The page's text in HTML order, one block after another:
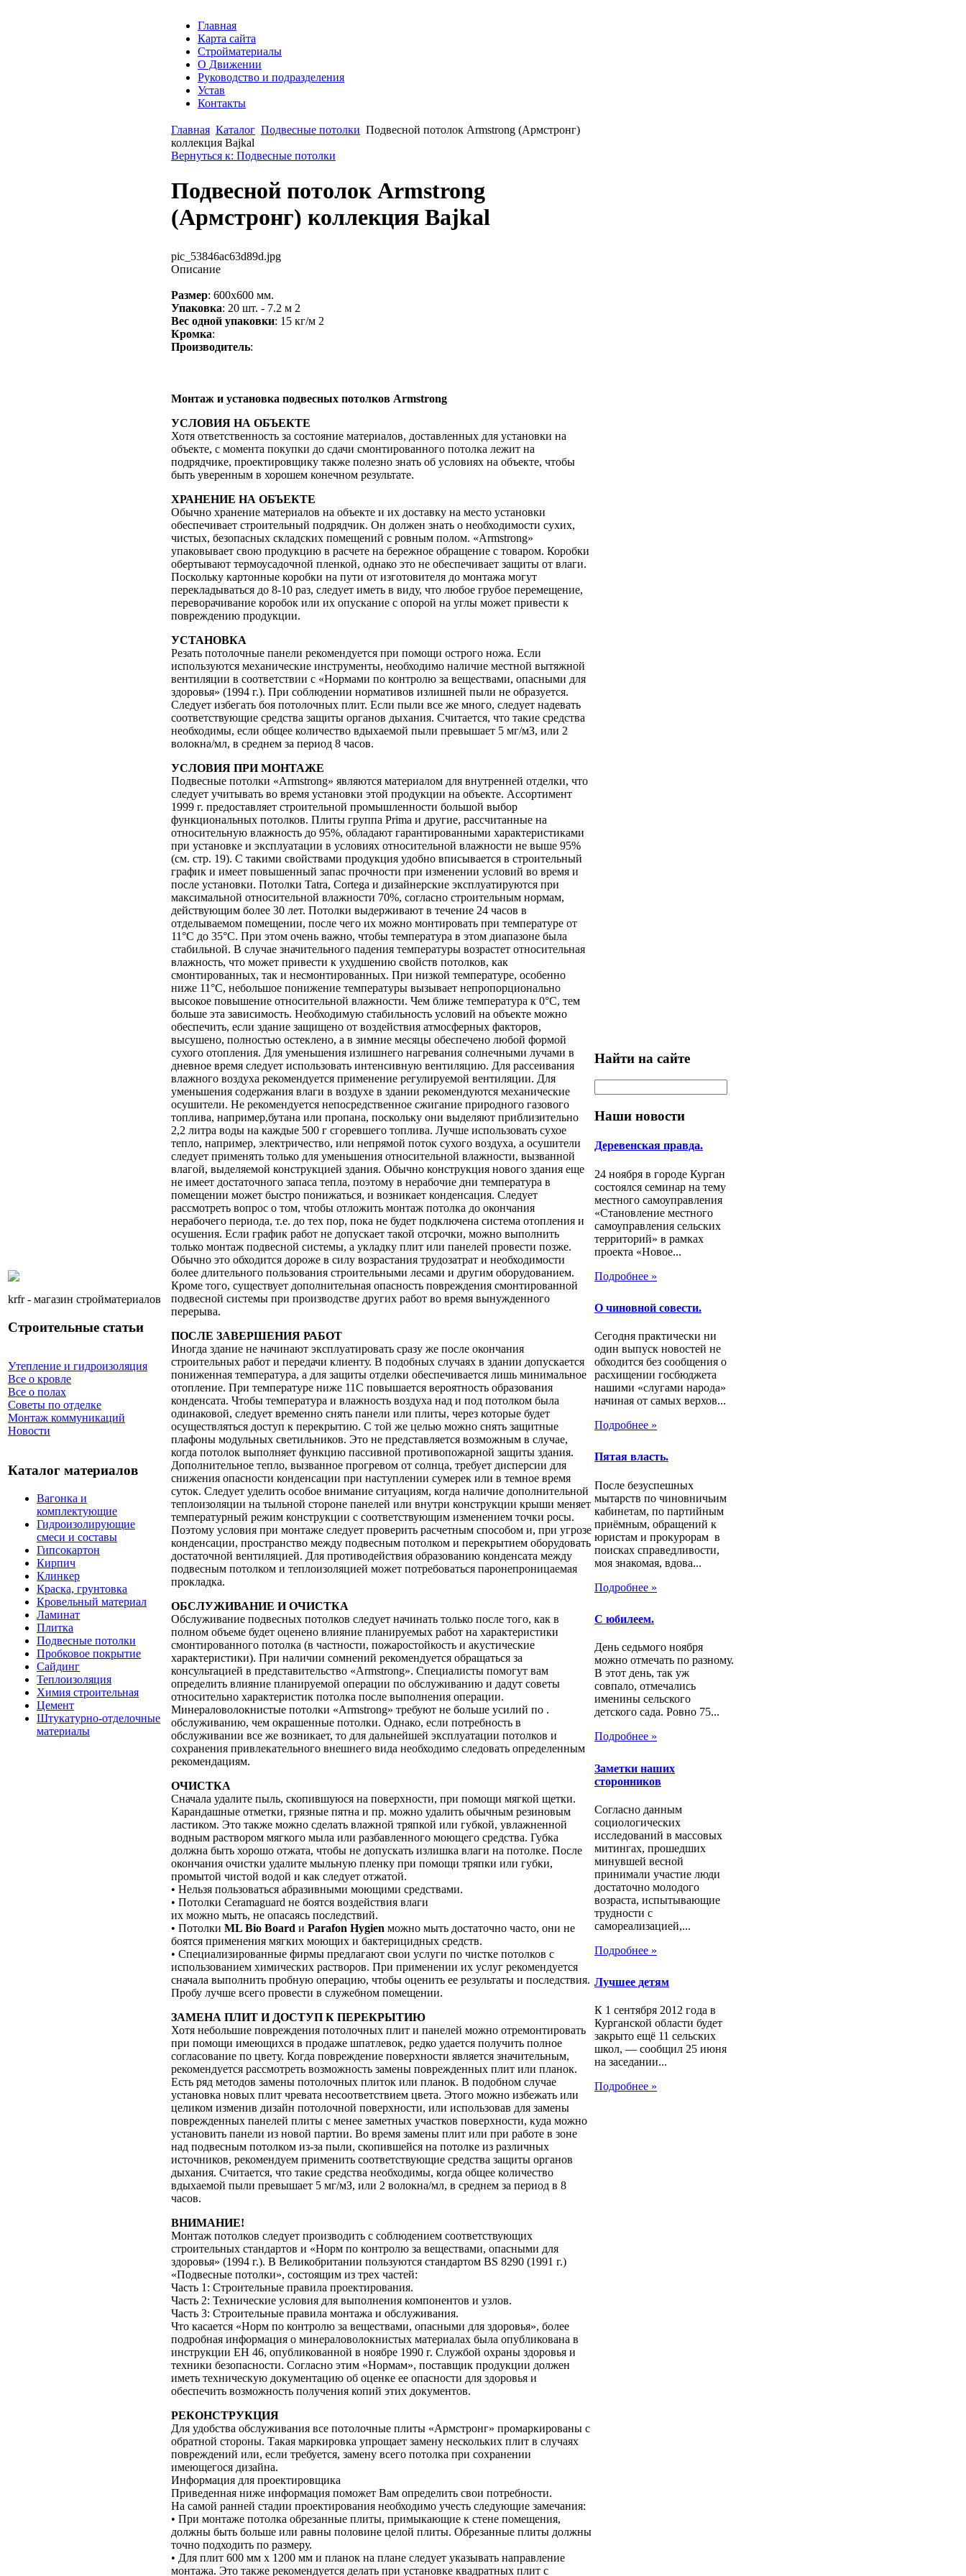
krfr - магазин стройматериалов
Строительные статьи
Утепление и гидроизоляция
Все о кровле
Все о полах
Советы по отделке
Монтаж коммуникаций
Новости
Каталог материалов
Вагонка и
комплектующие
Гидроизолирующие
смеси и составы
Гипсокартон
Кирпич
Клинкер
Краска, грунтовка
Кровельный материал
Ламинат
Плитка
Подвесные потолки
Пробковое покрытие
Сайдинг
Теплоизоляция
Химия строительная
Цемент
Штукатурно-отделочные
материалы
Главная
Карта сайта
Стройматериалы
О Движении
Руководство и подразделения
Устав
Контакты
Главная Каталог Подвесные потолки Подвесной потолок Armstrong (Армстронг)
коллекция Bajkal
Вернуться к: Подвесные потолки
Подвесной потолок Armstrong
(Армстронг) коллекция Bajkal
pic_53846ac63d89d.jpg
Описание
Размер: 600х600 мм.
Упаковка: 20 шт. - 7.2 м 2
Вес одной упаковки: 15 кг/м 2
Кромка:
Производитель:
Монтаж и установка подвесных потолков Armstrong
УСЛОВИЯ НА ОБЪЕКТЕ
Хотя ответственность за состояние материалов, доставленных для установки на
объекте, с момента покупки до сдачи смонтированного потолка лежит на
подрядчике, проектировщику также полезно знать об условиях на объекте, чтобы
быть уверенным в хорошем конечном результате.
ХРАНЕНИЕ НА ОБЪЕКТЕ
Обычно хранение материалов на объекте и их доставку на место установки
обеспечивает строительный подрядчик. Он должен знать о необходимости сухих,
чистых, безопасных складских помещений с ровным полом. «Armstrong»
упаковывает свою продукцию в расчете на бережное обращение с товаром. Коробки
обертывают термоусадочной пленкой, однако это не обеспечивает защиты от влаги.
Поскольку картонные коробки на пути от изготовителя до монтажа могут
перекладываться до 8-10 раз, следует иметь в виду, что любое грубое перемещение,
переворачивание коробок или их опускание с опорой на углы может привести к
повреждению продукции.
УСТАНОВКА
Резать потолочные панели рекомендуется при помощи острого ножа. Если
используются механические инструменты, необходимо наличие местной вытяжной
вентиляции в соответствии с «Нормами по контролю за веществами, опасными для
здоровья» (1994 г.). При соблюдении нормативов излишней пыли не образуется.
Следует избегать боя потолочных плит. Если пыли все же много, следует надевать
соответствующие средства защиты органов дыхания. Считается, что такие средства
необходимы, если общее количество вдыхаемой пыли превышает 5 мг/мЗ, или 2
волокна/мл, в среднем за период 8 часов.
УСЛОВИЯ ПРИ МОНТАЖЕ
Подвесные потолки «Armstrong» являются материалом для внутренней отделки, что
следует учитывать во время установки этой продукции на объекте. Ассортимент
1999 г. предоставляет строительной промышленности большой выбор
функциональных потолков. Плиты группа Prima и другие, рассчитанные на
относительную влажность до 95%, обладают гарантированными характеристиками
при установке и эксплуатации в условиях относительной влажности не выше 95%
(см. стр. 19). С такими свойствами продукция удобно вписывается в строительный
график и имеет повышенный запас прочности при изменении условий во время и
после установки. Потолки Tatra, Cortega и дизайнерские эксплуатируются при
максимальной относительной влажности 70%, согласно строительным нормам,
действующим более 30 лет. Потолки выдерживают в течение 24 часов в
отделываемом помещении, после чего их можно монтировать при температуре от
11°С до 35°С. При этом очень важно, чтобы температура в этом диапазоне была
стабильной. В случае значительного падения температуры возрастет относительная
влажность, что может привести к ухудшению свойств потолков, как
смонтированных, так и несмонтированных. При низкой температуре, особенно
ниже 11°С, небольшое понижение температуры вызывает непропорционально
высокое повышение относительной влажности. Чем ближе температура к 0°С, тем
больше эта зависимость. Необходимую стабильность условий на объекте можно
обеспечить, если здание защищено от воздействия атмосферных факторов,
высушено, полностью остеклено, а в зимние месяцы обеспечено любой формой
сухого отопления. Для уменьшения излишнего нагревания солнечными лучами в
дневное время следует использовать интенсивную вентиляцию. Для рассеивания
влажного воздуха рекомендуется применение регулируемой вентиляции. Для
уменьшения содержания влаги в воздухе в здании рекомендуются механические
осушители. Не рекомендуется непосредственное сжигание природного газового
топлива, например,бутана или пропана, поскольку они выделяют приблизительно
2,2 литра воды на каждые 500 г сгоревшего топлива. Лучше использовать сухое
тепло, например, электричество, или непрямой поток сухого воздуха, а осушители
следует применять только для уменьшения относительной влажности, вызванной
влагой, выделяемой конструкцией здания. Обычно конструкция нового здания еще
не имеет достаточного запаса тепла, поэтому в нерабочие дни температура в
помещении может быстро понижаться, и возникает конденсация. Следует
рассмотреть вопрос о том, чтобы отложить монтаж потолка до окончания
нерабочего периода, т.е. до тех пор, пока не будет подключена система отопления и
осушения. Если график работ не допускает такой отсрочки, можно выполнить
только монтаж подвесной системы, а укладку плит или панелей провести позже.
Обычно это обходится дороже в силу возрастания трудозатрат и необходимости
более длительного пользования строительными лесами и другим оборудованием.
Кроме того, существует дополнительная опасность повреждения смонтированной
подвесной системы при производстве других работ во время вынужденного
перерыва.
ПОСЛЕ ЗАВЕРШЕНИЯ РАБОТ
Иногда здание не начинают эксплуатировать сразу же после окончания
строительных работ и передачи клиенту. В подобных случаях в здании допускается
пониженная температура, а для защиты отделки обеспечивается лишь минимальное
отопление. При температуре ниже 11С повышается вероятность образования
конденсата. Чтобы температура и влажность воздуха над и под потолком была
одинаковой, следует временно снять панели или плиты, через которые будет
осуществляться доступ к перекрытию. С той же целью можно снять защитные
плафоны модульных светильников. Это не представляется возможным в случае,
когда потолок выполняет функцию пассивной противопожарной защиты здания.
Дополнительное тепло, вызванное прогревом от солнца, требует дисперсии для
снижения опасности конденсации при наступлении сумерек или в темное время
суток. Следует уделить особое внимание ситуациям, когда наличие дополнительной
теплоизоляции на тыльной стороне панелей или внутри конструкции крыши меняет
температурный режим конструкции с соответствующим изменением точки росы.
Поэтому условия при монтаже следует проверить расчетным способом и, при угрозе
конденсации, пространство между подвесным потолком и перекрытием оборудовать
достаточной вентиляцией. Для противодействия образованию конденсата между
подвесным потолком и теплоизоляцией может потребоваться паронепроницаемая
прокладка.
ОБСЛУЖИВАНИЕ И ОЧИСТКА
Обслуживание подвесных потолков следует начинать только после того, как в
полном объеме будет оценено влияние планируемых работ на характеристики
смонтированного потолка (в частности, пожаростойкость и акустические
характеристики). При наличии сомнений рекомендуется обращаться за
консультацией в представительство «Armstrong». Специалисты помогут вам
определить влияние планируемой операции по обслуживанию и дадут советы
относительно характеристик потолка после выполнения операции.
Минераловолокнистые потолки «Armstrong» требуют не больше усилий по .
обслуживанию, чем окрашенные потолки. Однако, если потребность в
обслуживании все же возникает, то для дальнейшей эксплуатации потолков и
сохранения привлекательного внешнего вида необходимо следовать определенным
рекомендациям.
ОЧИСТКА
Сначала удалите пыль, скопившуюся на поверхности, при помощи мягкой щетки.
Карандашные отметки, грязные пятна и пр. можно удалить обычным резиновым
ластиком. Это также можно сделать влажной тряпкой или губкой, увлажненной
водным раствором мягкого мыла или разбавленного моющего средства. Губка
должна быть хорошо отжата, чтобы не допускать излишка влаги на потолке. После
окончания очистки удалите мыльную пленку при помощи тряпки или губки,
промытой чистой водой и как следует отжатой.
• Нельзя пользоваться абразивными моющими средствами.
• Потолки Ceramaguard не боятся воздействия влаги
их можно мыть, не опасаясь последствий.
• Потолки ML Bio Board и Parafon Hygien можно мыть достаточно часто, они не
боятся применения мягких моющих и бактерицидных средств.
• Специализированные фирмы предлагают свои услуги по чистке потолков с
использованием химических растворов. При применении их услуг рекомендуется
сначала выполнить пробную операцию, чтобы оценить ее результаты и последствия.
Пробу лучше всего провести в служебном помещении.
ЗАМЕНА ПЛИТ И ДОСТУП К ПЕРЕКРЫТИЮ
Хотя небольшие повреждения потолочных плит и панелей можно отремонтировать
при помощи имеющихся в продаже шпатлевок, редко удается получить полное
согласование по цвету. Когда повреждение поверхности является значительным,
рекомендуется рассмотреть возможность замены поврежденных плит или планок.
Есть ряд методов замены потолочных плиток или планок. В подобном случае
установка новых плит чревата несоответствием цвета. Этого можно избежать или
целиком изменив дизайн потолочной поверхности, или использовав для замены
поврежденных панелей плиты с менее заметных участков поверхности, куда можно
установить панели из новой партии. Во время замены плит или при работе в зоне
над подвесным потолком из-за пыли, скопившейся на потолке из различных
источников, рекомендуем применить соответствующие средства защиты органов
дыхания. Считается, что такие средства необходимы, когда общее количество
вдыхаемой пыли превышает 5 мг/мЗ, или 2 волокна/мл, в среднем за период в 8
часов.
ВНИМАНИЕ!
Монтаж потолков следует производить с соблюдением соответствующих
строительных стандартов и «Норм по контролю за веществами, опасными для
здоровья» (1994 г.). В Великобритании пользуются стандартом BS 8290 (1991 г.)
«Подвесные потолки», состоящим из трех частей:
Часть 1: Строительные правила проектирования.
Часть 2: Технические условия для выполнения компонентов и узлов.
Часть 3: Строительные правила монтажа и обслуживания.
Что касается «Норм по контролю за веществами, опасными для здоровья», более
подробная информация о минераловолокнистых материалах была опубликована в
инструкции ЕН 46, опубликованной в ноябре 1990 г. Службой охраны здоровья и
техники безопасности. Согласно этим «Нормам», поставщик продукции должен
иметь техническую документацию об оценке ее опасности для здоровья и
обеспечить возможность получения копий этих документов.
РЕКОНСТРУКЦИЯ
Для удобства обслуживания все потолочные плиты «Армстронг» промаркированы с
обратной стороны. Такая маркировка упрощает замену нескольких плит в случаях
повреждений или, если требуется, замену всего потолка при сохранении
имеющегося дизайна.
Информация для проектировщика
Приведенная ниже информация поможет Вам определить свои потребности.
На самой ранней стадии проектирования необходимо учесть следующие замечания:
• При монтаже потолка обрезанные плиты, примыкающие к стене помещения,
должны быть больше или равны половине целой плиты. Обрезанные плиты должны
точно подходить по размеру.
• Для плит 600 мм х 1200 мм и планок на плане следует указывать направление
монтажа. Это также рекомендуется делать при установке квадратных плит с
Найти на сайте
Наши новости
Деревенская правда.
24 ноября в городе Курган
состоялся семинар на тему
местного самоуправления
«Становление местного
самоуправления сельских
территорий» в рамках
проекта «Новое...
Подробнее »
О чиновной совести.
Сегодня практически ни
один выпуск новостей не
обходится без сообщения о
расхищении госбюджета
нашими «слугами народа»
начиная от самых верхов...
Подробнее »
Пятая власть.
После безуспешных
мытарств по чиновничьим
кабинетам, по партийным
приёмным, обращений к
юристам и прокурорам в
поисках справедливости,
моя знакомая, вдова...
Подробнее »
С юбилеем.
День седьмого ноября
можно отмечать по разному.
В этот день, так уж
совпало, отмечались
именины сельского
детского сада. Ровно 75...
Подробнее »
Заметки наших
сторонников
Согласно данным
социологических
исследований в массовых
митингах, прошедших
минувшей весной
принимали участие люди
достаточно молодого
возраста, испытывающие
трудности с
самореализацией,...
Подробнее »
Лучшее детям
К 1 сентября 2012 года в
Курганской области будет
закрыто ещё 11 сельских
школ, — сообщил 25 июня
на заседании...
Подробнее »